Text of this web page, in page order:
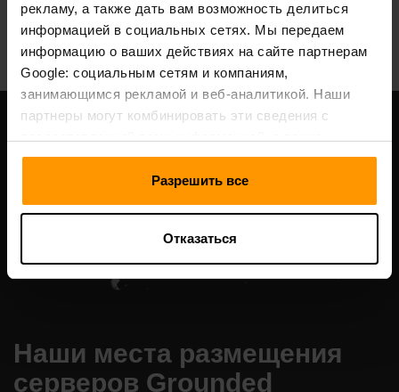
рекламу, а также дать вам возможность делиться
информацией в социальных сетях. Мы передаем
информацию о ваших действиях на сайте партнерам
Google: социальным сетям и компаниям,
занимающимся рекламой и веб-аналитикой. Наши
партнеры могут комбинировать эти сведения с
данными, которые они получили при использовании
Разрешить все
Отказаться
All Games
Наши места размещения
серверов Grounded